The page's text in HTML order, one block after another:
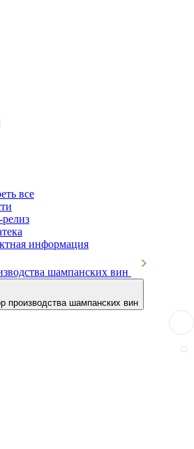
все
информация
шампанских вин
производства шампанских вин